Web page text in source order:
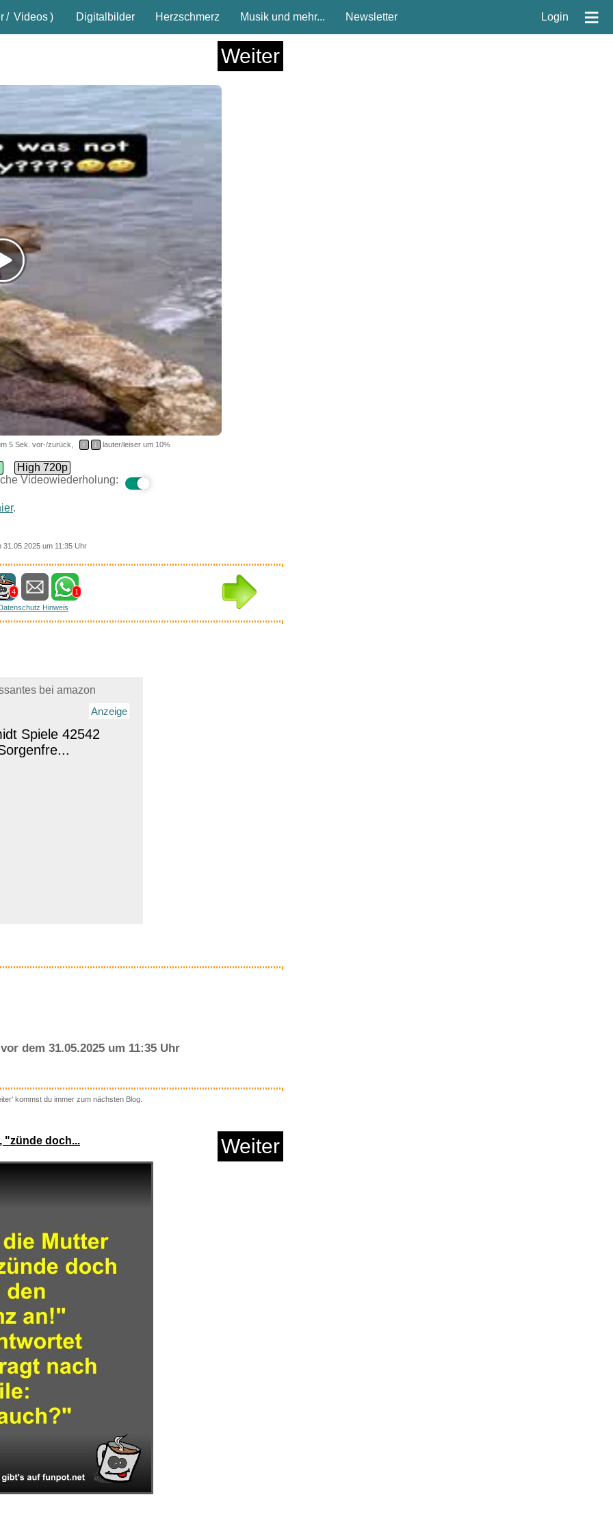
/ Videos) Digitalbilder Herzschmerz Musik und mehr... Newsletter Login ≡
Weiter
5 Sek. vor-/zurück, ↑ ↓ lauter/leiser um 10%
High 720p
Videowiederholung:
.
31.05.2025 um 11:35 Uhr
4
1
Hinweis
bei amazon
Anzeige
Driving Simulator ...
vor dem 31.05.2025 um 11:35 Uhr
kommst du immer zum nächsten Blog.
"zünde doch... Weiter